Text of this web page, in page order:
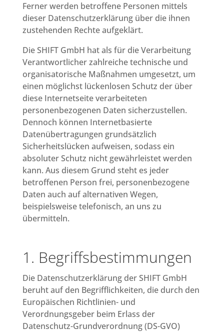
Ferner werden betroffene Personen mittels
dieser Datenschutzerklärung über die ihnen
zustehenden Rechte aufgeklärt.
Die SHIFT GmbH hat als für die Verarbeitung
Verantwortlicher zahlreiche technische und
organisatorische Maßnahmen umgesetzt, um
einen möglichst lückenlosen Schutz der über
diese Internetseite verarbeiteten
personenbezogenen Daten sicherzustellen.
Dennoch können Internetbasierte
Datenübertragungen grundsätzlich
Sicherheitslücken aufweisen, sodass ein
absoluter Schutz nicht gewährleistet werden
kann. Aus diesem Grund steht es jeder
betroffenen Person frei, personenbezogene
Daten auch auf alternativen Wegen,
beispielsweise telefonisch, an uns zu
übermitteln.
1. Begriffsbestimmungen
Die Datenschutzerklärung der SHIFT GmbH
beruht auf den Begrifflichkeiten, die durch den
Europäischen Richtlinien- und
Verordnungsgeber beim Erlass der
Datenschutz-Grundverordnung (DS-GVO)